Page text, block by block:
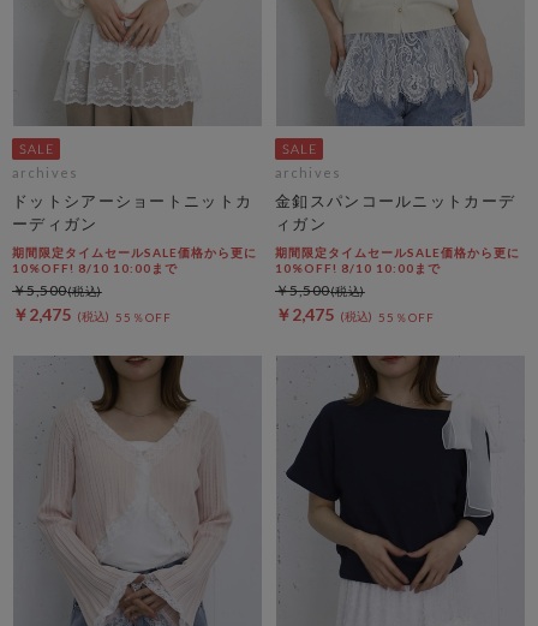
archives
ドットシアーショートニットカ
ーディガン
期間限定タイムセールSALE価格から更に
10%OFF! 8/10 10:00まで
￥2,475 55％OFF
￥5,500
archives
金釦スパンコールニットカーデ
ィガン
期間限定タイムセールSALE価格から更に
10%OFF! 8/10 10:00まで
￥2,475 55％OFF
￥5,500